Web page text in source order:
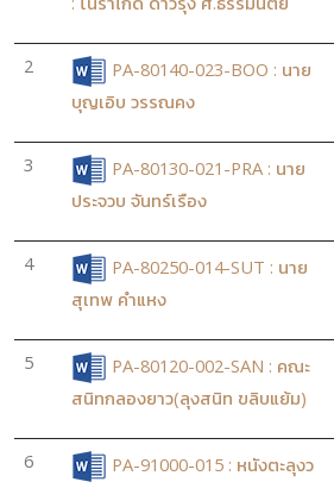
2
PA-80140-023-BOO : นาย
บุญเอิบ วรรณคง
3
PA-80130-021-PRA : นาย
ประจวบ จันทร์เรือง
4
PA-80250-014-SUT : นาย
สุเทพ คำแหง
5
PA-80120-002-SAN : คณะ
สนิทกลองยาว(ลุงสนิท ขลิบแย้ม)
6
PA-91000-015 : หนังตะลุงว